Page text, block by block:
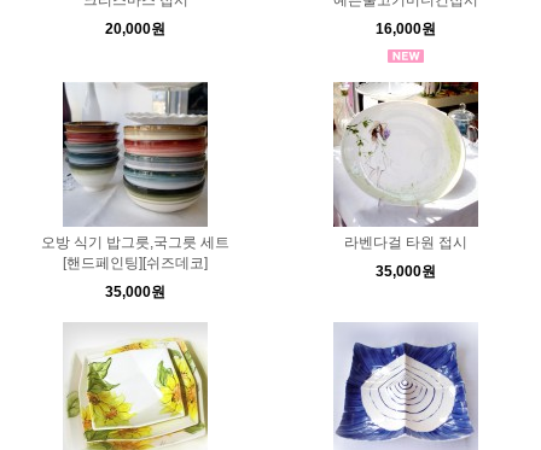
20,000원
16,000원
오방 식기 밥그릇,국그릇 세트
[핸드페인팅][쉬즈데코]
35,000원
라벤다걸 타원 접시
35,000원